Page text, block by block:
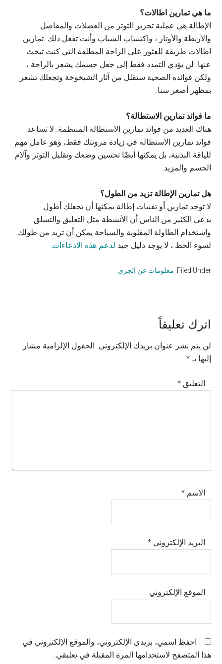
ما هي تمارين اطالات؟
الإطالة هي عملية تحرير التوتر من العضلات والمفاصل
والأربطة والأوتار ، واكتساب الشباب وأنت تفعل ذلك. تمارين
اطالات طريقة للعثور على الراحة المطلقة التي كنت تبحث
عنها. لن يؤدي التمدد فقط إلى جعل جسمك يشعر بالراحة ،
ولكن فوائده الصحية ستقلل من آثار الشيخوخة وتجعلك تشعر
بمظهر أصغر سنا.
ما فوائد تمارين الاستطالة؟
هناك العديد من فوائد تمارين الاستطالة المنتظمة. لا تساعد
فوائد تمارين الاستطالة في زيادة مرونتك فقط، وهو عامل مهم
للياقة البدنية، بل يمكنها أيضًا تحسين وضعك وتقليل التوتر وآلام
الجسم والمزيد.
هل تمارين الإطالة تزيد من الطول؟
لا توجد تمارين أو تقنيات إطالة يمكنها أن تجعلك أطول
يدعي الكثير من الناس أن الأنشطة مثل التعليق والتسلق
واستخدام الطاولة المقلوبة والسباحة يمكن أن تزيد من طولك.
لسوء الحظ ، لا يوجد دليل جيد لدعم هذه الادعاءات
Filed Under: معلومات عن الجري
Reader
Interactions
اترك تعليقاً
لن يتم نشر عنوان بريدك الإلكتروني. الحقول الإلزامية مشار
إليها بـ*
التعليق*
الاسم*
البريد الإلكتروني*
الموقع الإلكتروني
احفظ اسمي، بريدي الإلكتروني، والموقع الإلكتروني في
هذا المتصفح لاستخدامها المرة المقبلة في تعليقي.